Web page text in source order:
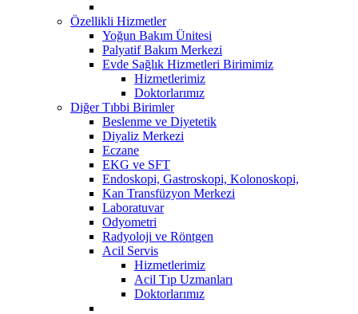
Özellikli Hizmetler
Yoğun Bakım Ünitesi
Palyatif Bakım Merkezi
Evde Sağlık Hizmetleri Birimimiz
Hizmetlerimiz
Doktorlarımız
Diğer Tıbbi Birimler
Beslenme ve Diyetetik
Diyaliz Merkezi
Eczane
EKG ve SFT
Endoskopi, Gastroskopi, Kolonoskopi,
Kan Transfüzyon Merkezi
Laboratuvar
Odyometri
Radyoloji ve Röntgen
Acil Servis
Hizmetlerimiz
Acil Tıp Uzmanları
Doktorlarımız